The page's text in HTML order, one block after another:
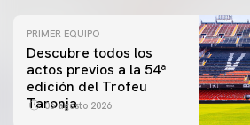
PRIMER EQUIPO
Descubre todos los
actos previos a la 54ª
edición del Trofeu
Taronja
06 agosto 2026